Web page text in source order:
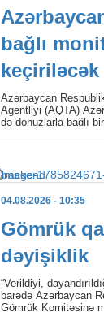
bağlı
keçiriləcək
Azərbaycan
Agentliyi (AQTA)
də donuzlarla bağlı
04.08.2026 - 10:35
Gömrük
dəyişiklik
“Verildiyi,
barədə Azərbaycan
Gömrük Komitəsinə